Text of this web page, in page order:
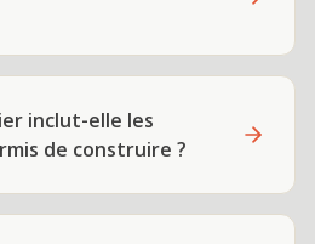
inclut-elle les
de construire ?